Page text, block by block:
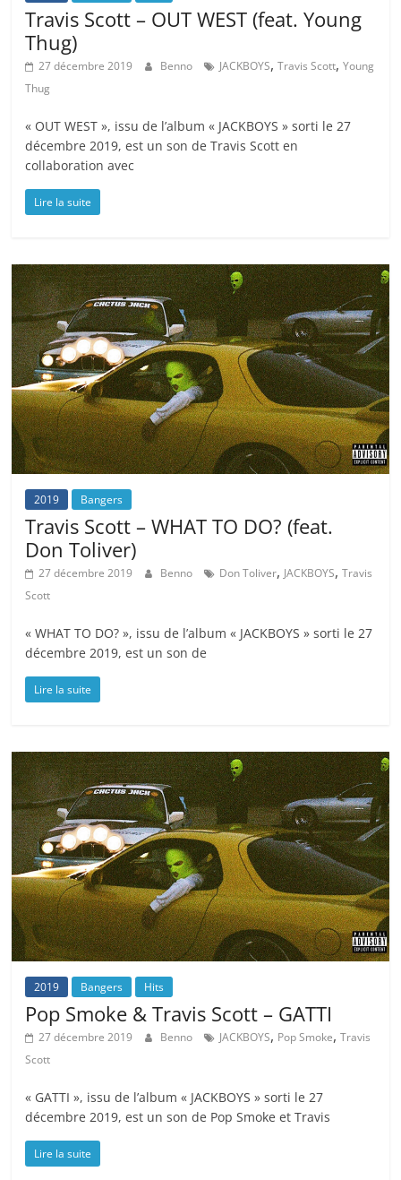
Travis Scott – OUT WEST (feat. Young
Thug)
27 décembre 2019 Benno JACKBOYS,Travis Scott,Young
Thug
« OUT WEST », issu de l’album « JACKBOYS » sorti le 27
décembre 2019, est un son de Travis Scott en
collaboration avec
Lire la suite
2019 Bangers
Travis Scott – WHAT TO DO? (feat.
Don Toliver)
27 décembre 2019 Benno Don Toliver, JACKBOYS,Travis
Scott
« WHAT TO DO? », issu de l’album « JACKBOYS » sorti le 27
décembre 2019, est un son de
Lire la suite
2019 Bangers Hits
Pop Smoke & Travis Scott – GATTI
27 décembre 2019 Benno JACKBOYS, Pop Smoke,Travis
Scott
« GATTI », issu de l’album « JACKBOYS » sorti le 27
décembre 2019, est un son de Pop Smoke et Travis
Lire la suite